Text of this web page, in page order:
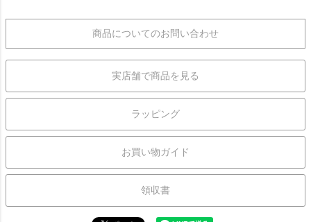
商品についてのお問い合わせ
実店舗で商品を見る
ラッピング
お買い物ガイド
領収書